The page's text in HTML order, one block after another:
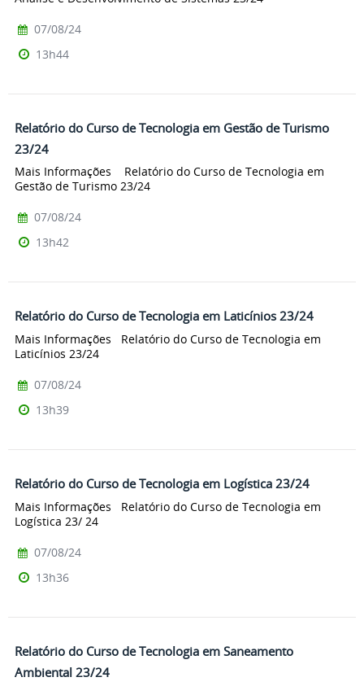
07/08/24
13h44
Relatório do Curso de Tecnologia em Gestão de Turismo
23/24
Mais Informações Relatório do Curso de Tecnologia em
Gestão de Turismo 23/24
07/08/24
13h42
Relatório do Curso de Tecnologia em Laticínios 23/24
Mais Informações Relatório do Curso de Tecnologia em
Laticínios 23/24
07/08/24
13h39
Relatório do Curso de Tecnologia em Logística 23/24
Mais Informações Relatório do Curso de Tecnologia em
Logística 23/ 24
07/08/24
13h36
Relatório do Curso de Tecnologia em Saneamento
Ambiental 23/24